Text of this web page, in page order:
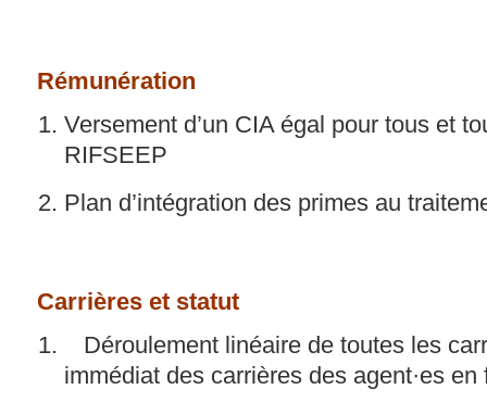
Rémunération
Versement d’un CIA égal pour tous et
RIFSEEP
Plan d’intégration des primes au
Carrières et statut
Déroulement linéaire de toutes les
immédiat des carrières des agent·es en